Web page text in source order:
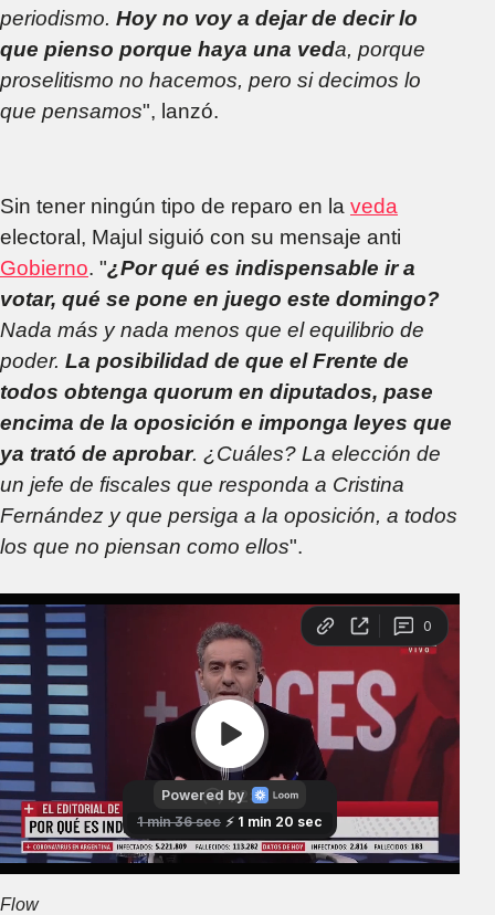
periodismo. Hoy no voy a dejar de decir lo
que pienso porque haya una veda, porque
proselitismo no hacemos, pero si decimos lo
que pensamos", lanzó.
Sin tener ningún tipo de reparo en la veda
electoral, Majul siguió con su mensaje anti
Gobierno. "¿Por qué es indispensable ir a
votar, qué se pone en juego este domingo?
Nada más y nada menos que el equilibrio de
poder. La posibilidad de que el Frente de
todos obtenga quorum en diputados, pase
encima de la oposición e imponga leyes que
ya trató de aprobar. ¿Cuáles? La elección de
un jefe de fiscales que responda a Cristina
Fernández y que persiga a la oposición, a todos
los que no piensan como ellos".
Flow